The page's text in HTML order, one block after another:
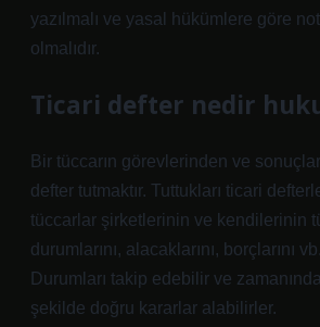
yazılmalı ve yasal hükümlere göre
olmalıdır.
Ticari defter nedir
Bir tüccarın görevlerinden ve
defter tutmaktır. Tuttukları ticari
tüccarlar şirketlerinin ve kendilerinin
durumlarını, alacaklarını, borçlarını
Durumları takip edebilir ve
şekilde doğru kararlar alabilirler.